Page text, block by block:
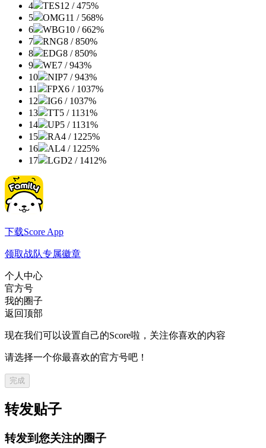
4
TES12 / 475%
5
OMG11 / 568%
6
WBG10 / 662%
7
RNG8 / 850%
8
EDG8 / 850%
9
WE7 / 943%
10
NIP7 / 943%
11
FPX6 / 1037%
12
IG6 / 1037%
13
TT5 / 1131%
14
UP5 / 1131%
15
RA4 / 1225%
16
AL4 / 1225%
17
LGD2 / 1412%
下载Score App
领取战队专属徽章
个人中心
官方号
我的圈子
返回顶部
现在我们可以设置自己的Score啦，关注你喜欢的内容
请选择一个你最喜欢的官方号吧！
完成
转发贴子
转发到您关注的圈子